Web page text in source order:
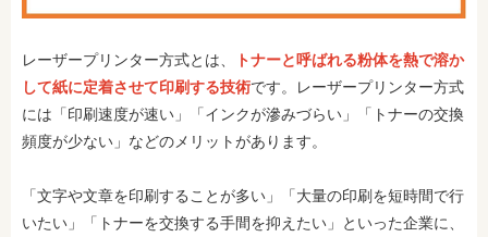
レーザープリンター方式とは、
トナーと呼ばれる粉体を熱で溶か
して紙に定着させて印刷する技術です。レーザープリンター方式
には「印刷速度が速い」「インクが滲みづらい」「トナーの交換
頻度が少ない」などのメリットがあります。
「文字や文章を印刷することが多い」「大量の印刷を短時間で行
いたい」「トナーを交換する手間を抑えたい」といった企業に、